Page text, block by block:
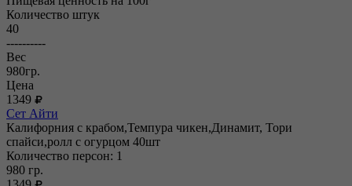
Количество штук
40
----------
Вес
980гр.
Цена
1349
Сет Айти
Калифорния с крабом,Темпура чикен,Динамит, Тори
спайси,ролл с огурцом 40шт
Количество персон: 1
980 гр.